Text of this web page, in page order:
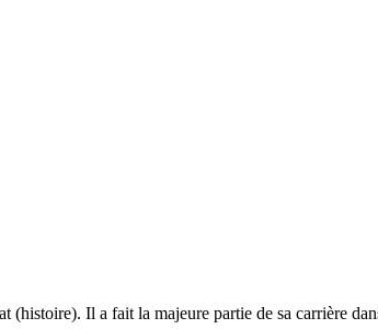
(histoire). Il a fait la majeure partie de sa carrière